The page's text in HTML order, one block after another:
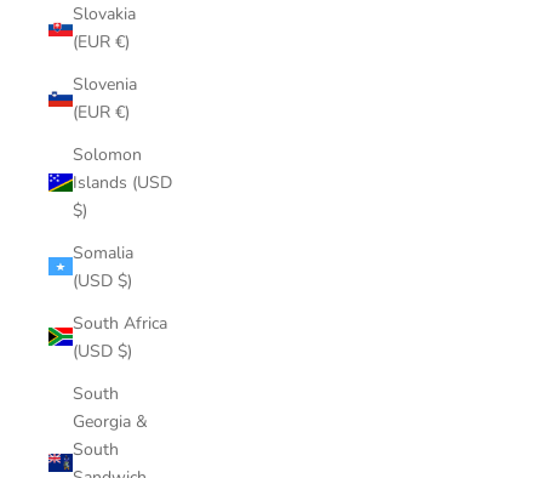
Slovakia
(EUR €)
Slovenia
(EUR €)
Solomon
Islands (USD
$)
Somalia
(USD $)
South Africa
(USD $)
South
Georgia &
South